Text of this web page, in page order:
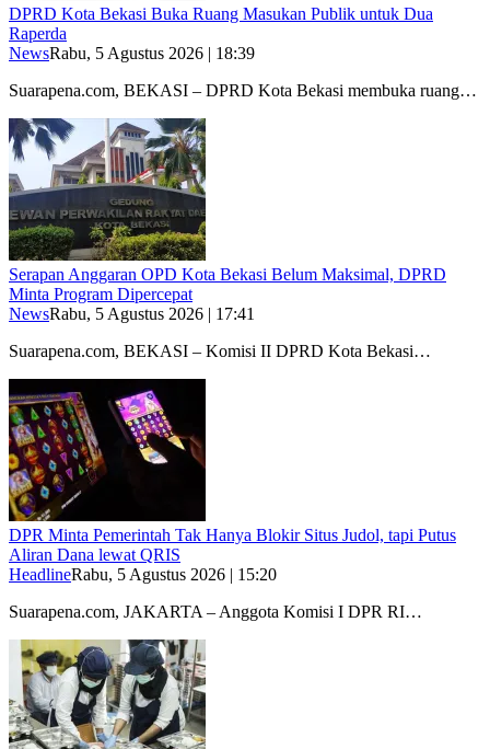
DPRD Kota Bekasi Buka Ruang Masukan Publik untuk Dua
Raperda
NewsRabu, 5 Agustus 2026 | 18:39
Suarapena.com, BEKASI – DPRD Kota Bekasi membuka ruang…
Serapan Anggaran OPD Kota Bekasi Belum Maksimal, DPRD
Minta Program Dipercepat
NewsRabu, 5 Agustus 2026 | 17:41
Suarapena.com, BEKASI – Komisi II DPRD Kota Bekasi…
DPR Minta Pemerintah Tak Hanya Blokir Situs Judol, tapi Putus
Aliran Dana lewat QRIS
HeadlineRabu, 5 Agustus 2026 | 15:20
Suarapena.com, JAKARTA – Anggota Komisi I DPR RI…